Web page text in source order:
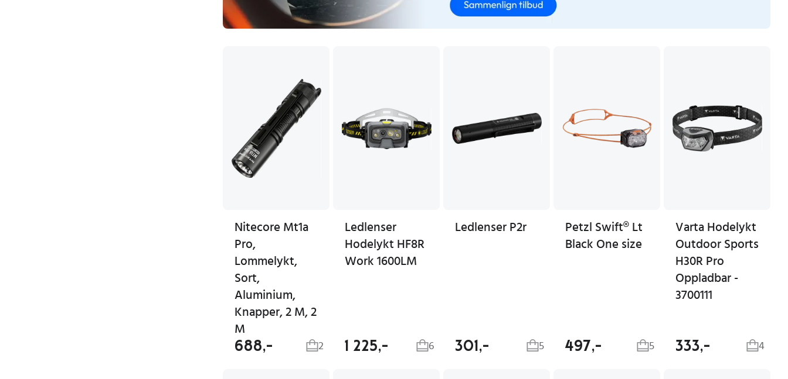
Nitecore Mt1a
Pro,
Lommelykt,
Sort,
Aluminium,
Knapper, 2 M, 2
M
688,- 2
Ledlenser
Hodelykt HF8R
Work 1600LM
1 225,- 6
Ledlenser P2r
301,- 5
Petzl Swift® Lt
Black One size
497,- 5
Varta Hodelykt
Outdoor Sports
H30R Pro
Oppladbar -
3700111
333,- 4